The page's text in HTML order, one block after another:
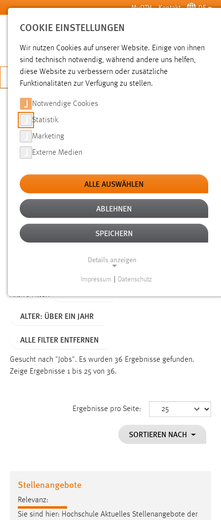
Zum Hauptinhalt springen MyOTH Kontakt DE
SUCHE
JETZT BEWERBEN
SUCHE
FILTER
Typ
Erstellungsdatum
Alter
Aktive Filter:
ALTER: ÜBER EIN JAHR
ALLE FILTER ENTFERNEN
Gesucht nach "Jobs". Es wurden 36 Ergebnisse gefunden.
Zeige Ergebnisse 1 bis 25 von 36.
Ergebnisse pro Seite:
SORTIEREN NACH
Stellenangebote
Relevanz:
Sie sind hier: Hochschule Aktuelles Stellenangebote der
COOKIE EINSTELLUNGEN
Wir nutzen Cookies auf unserer Website. Einige von ihnen
sind technisch notwendig, während andere uns helfen,
diese Website zu verbessern oder zusätzliche
Funktionalitäten zur Verfügung zu stellen.
Notwendige Cookies
Statistik
Marketing
Externe Medien
ALLE AUSWÄHLEN
ABLEHNEN
SPEICHERN
Details anzeigen
Funktionen und sind für die einwandfreie Funktion der
Name:
Dieser Cookie speichert die ausgewählten Einverständnis-
Performance
Name:
staticfilecache
Impressum Datenschutz